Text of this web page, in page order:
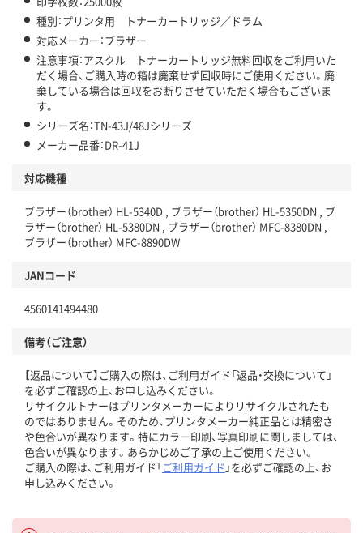
種別：プリンタ用 トナーカートリッジ／ドラム
対応メーカー：ブラザー
注意事項：アスクル トナーカートリッジ無料回収をご利用いた
だく場合、ご購入時の箱は廃棄せず回収時にご使用ください。廃
棄している場合は回収をお断りさせていただく場合もございま
す。
シリーズ名：TN-43J/48Jシリーズ
メーカー品番：DR-41J
対応機種
ブラザー（brother） HL-5340D , ブラザー（brother） HL-5350DN , ブ
ラザー（brother） HL-5380DN , ブラザー（brother） MFC-8380DN ,
ブラザー（brother） MFC-8890DW
JANコード
4560141494480
備考（ご注意）
【返品について】ご購入の際は、ご利用ガイド「返品・交換について」
を必ずご確認の上、お申し込みください。
リサイクルトナーはプリンタメーカーによりリサイクルされたも
のではありません。そのため、プリンタメーカー純正品とは精密さ
や色合いが異なります。特にカラー印刷、写真印刷に関しましては、
色合いが異なります。あらかじめご了承の上ご使用ください。
ご購入の際は、ご利用ガイド「ご利用ガイド 」を必ずご確認の上、お
申し込みください。